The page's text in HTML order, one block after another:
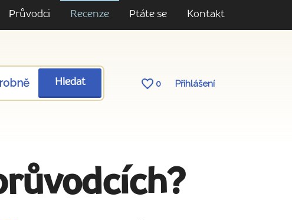
Průvodci Recenze Ptáte se Kontakt
Hledat 0 Přihlášení